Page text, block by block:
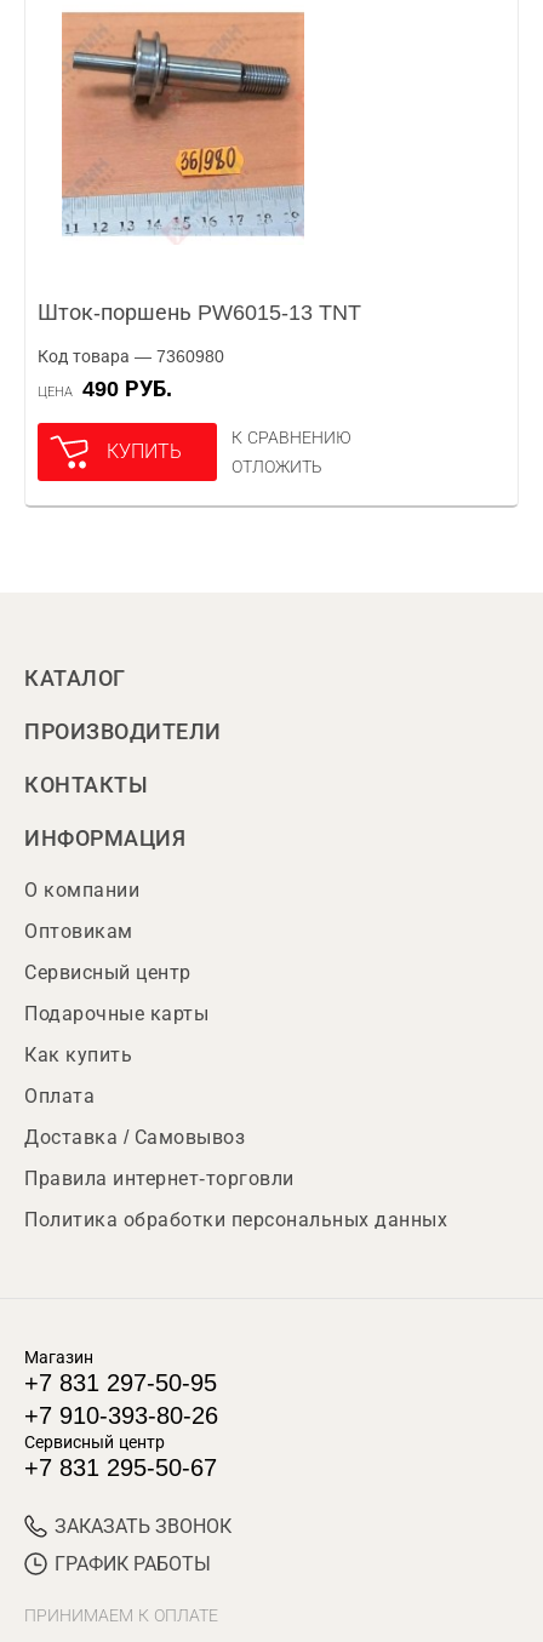
Шток-поршень PW6015-13 TNT
Код товара — 7360980
ЦЕНА 490 РУБ.
КУПИТЬ
К СРАВНЕНИЮ
ОТЛОЖИТЬ
КАТАЛОГ
ПРОИЗВОДИТЕЛИ
КОНТАКТЫ
ИНФОРМАЦИЯ
О компании
Оптовикам
Сервисный центр
Подарочные карты
Как купить
Оплата
Доставка / Самовывоз
Правила интернет-торговли
Политика обработки персональных данных
Магазин
+7 831 297-50-95
+7 910-393-80-26
Сервисный центр
+7 831 295-50-67
ЗАКАЗАТЬ ЗВОНОК
ГРАФИК РАБОТЫ
ПРИНИМАЕМ К ОПЛАТЕ